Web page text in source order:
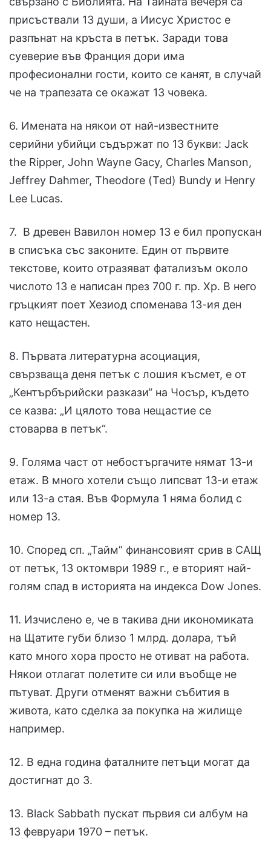
присъствали 13 души, а Иисус Христос е
разпънат на кръста в петък. Заради това
суеверие във Франция дори има
професионални гости, които се канят, в случай
че на трапезата се окажат 13 човека.
6. Имената на някои от най-известните
серийни убийци съдържат по 13 букви: Jack
the Ripper, John Wayne Gacy, Charles Manson,
Jeffrey Dahmer, Theodore (Ted) Bundy и Henry
Lee Lucas.
7. В древен Вавилон номер 13 е бил пропускан
в списъка със законите. Един от първите
текстове, които отразяват фатализъм около
числото 13 е написан през 700 г. пр. Хр. В него
гръцкият поет Хезиод споменава 13-ия ден
като нещастен.
8. Първата литературна асоциация,
свързваща деня петък с лошия късмет, е от
„Кентърбърийски разкази“ на Чосър, където
се казва: „И цялото това нещастие се
стоварва в петък“.
9. Голяма част от небостъргачите нямат 13-и
етаж. В много хотели също липсват 13-и етаж
или 13-а стая. Във Формула 1 няма болид с
номер 13.
10. Според сп. „Тайм” финансовият срив в САЩ
от петък, 13 октомври 1989 г., е вторият най-
голям спад в историята на индекса Dow Jones.
11. Изчислено е, че в такива дни икономиката
на Щатите губи близо 1 млрд. долара, тъй
като много хора просто не отиват на работа.
Някои отлагат полетите си или въобще не
пътуват. Други отменят важни събития в
живота, като сделка за покупка на жилище
например.
12. В една година фаталните петъци могат да
достигнат до 3.
13. Black Sabbath пускат първия си албум на
13 февруари 1970 – петък.